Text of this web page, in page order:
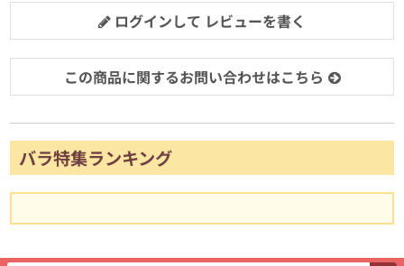
ログインして レビューを書く
この商品に関するお問い合わせはこちら
バラ特集ランキング